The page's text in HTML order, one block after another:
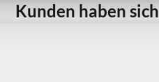
Kunden haben